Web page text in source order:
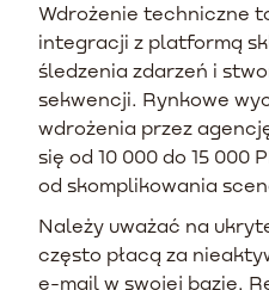
Wdrożenie techniczne
integracji z platformą
śledzenia zdarzeń i
sekwencji. Rynkowe
wdrożenia przez
się od 10 000 do 15 000
od skomplikowania
Należy uważać na
często płacą za
e-mail w swojej bazie.